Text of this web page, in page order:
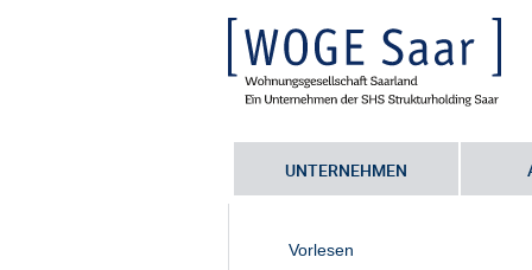
UNTERNEHMEN
Sie befinden sich hier:
germanys_saarland_online
Vorlesen